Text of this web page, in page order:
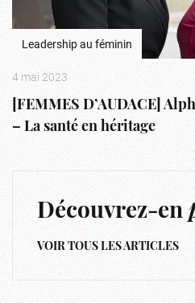
Leadership au féminin
4 mai 2023
[FEMMES D’AUDACE]
– La santé en héritage
Découvrez-en
VOIR TOUS LES ARTICLES